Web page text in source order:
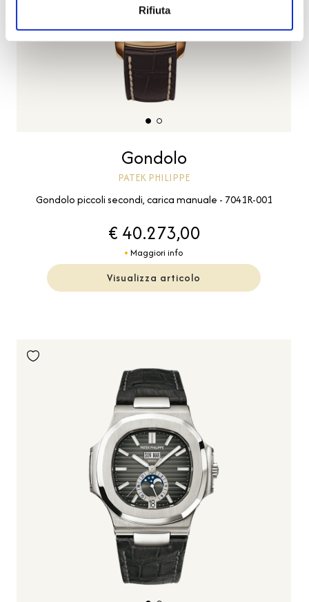
Rifiuta
Gondolo
PATEK PHILIPPE
Gondolo piccoli secondi, carica manuale - 7041R-001
€ 40.273,00
Maggiori info
Visualizza articolo